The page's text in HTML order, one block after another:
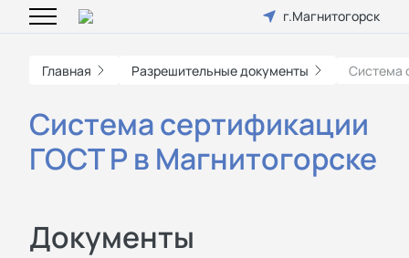
г.Магнитогорск
Главная Разрешительные документы Система
Система сертификации
ГОСТ Р в Магнитогорске
Документы